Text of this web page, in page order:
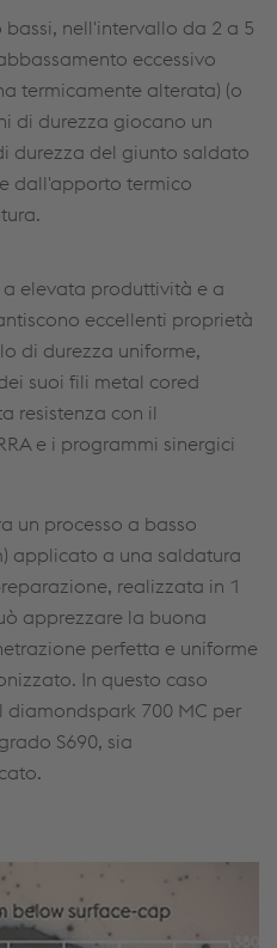
bassi, nell'intervallo da 2 a 5
eccessivo
termicamente alterata) (o
di durezza giocano un
durezza del giunto saldato
dall'apporto termico
a elevata produttività e a
eccellenti proprietà
di durezza uniforme,
suoi fili metal cored
resistenza con il
e i programmi sinergici
un processo a basso
applicato a una saldatura
realizzata in 1
apprezzare la buona
perfetta e uniforme
In questo caso
700 MC per
S690, sia